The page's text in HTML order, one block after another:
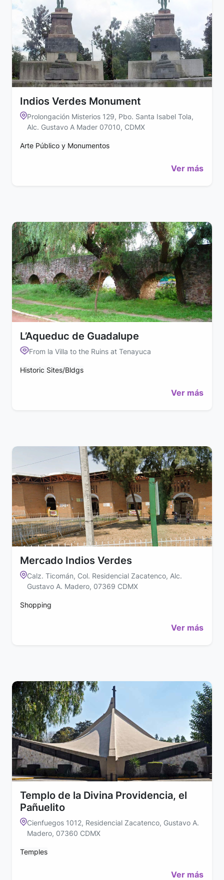
Indios Verdes Monument
Prolongación Misterios 129, Pbo. Santa Isabel Tola,
Alc. Gustavo A Mader 07010, CDMX
Arte Público y Monumentos
Ver más
L’Aqueduc de Guadalupe
From la Villa to the Ruins at Tenayuca
Historic Sites/Bldgs
Ver más
Mercado Indios Verdes
Calz. Ticomán, Col. Residencial Zacatenco, Alc.
Gustavo A. Madero, 07369 CDMX
Shopping
Ver más
Templo de la Divina Providencia, el
Pañuelito
Cienfuegos 1012, Residencial Zacatenco, Gustavo A.
Madero, 07360 CDMX
Temples
Ver más